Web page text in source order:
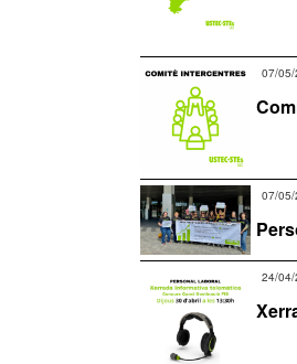
07/05/
07/05/
24/04/